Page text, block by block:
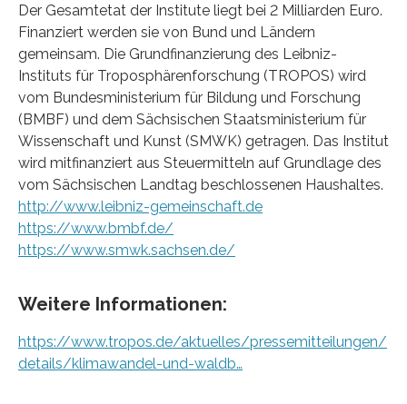
Der Gesamtetat der Institute liegt bei 2 Milliarden Euro.
Finanziert werden sie von Bund und Ländern
gemeinsam. Die Grundfinanzierung des Leibniz-
Instituts für Troposphärenforschung (TROPOS) wird
vom Bundesministerium für Bildung und Forschung
(BMBF) und dem Sächsischen Staatsministerium für
Wissenschaft und Kunst (SMWK) getragen. Das Institut
wird mitfinanziert aus Steuermitteln auf Grundlage des
vom Sächsischen Landtag beschlossenen Haushaltes.
http://www.leibniz-gemeinschaft.de
https://www.bmbf.de/
https://www.smwk.sachsen.de/
Weitere Informationen:
https://www.tropos.de/aktuelles/pressemitteilungen/
details/klimawandel-und-waldb…